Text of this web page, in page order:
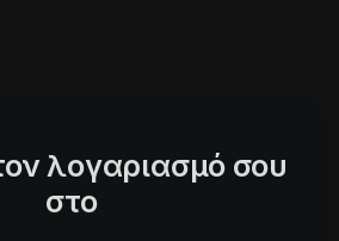
λογαριασμό σου
στο